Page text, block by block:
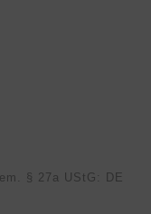
§ 27a UStG: DE